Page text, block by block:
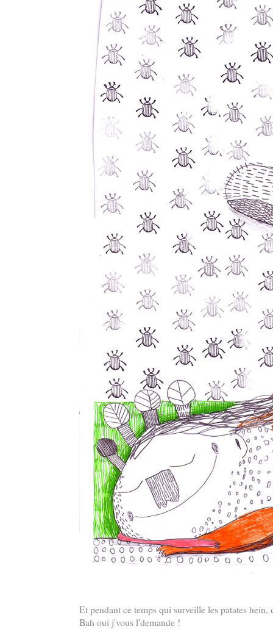
Et pendant ce temps qui surveille les patates
Bah oui j'vous l'demande !